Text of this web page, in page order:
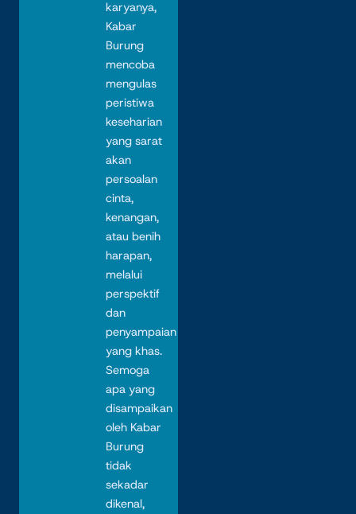
karyanya,
Kabar
Burung
mencoba
mengulas
peristiwa
keseharian
yang sarat
akan
persoalan
cinta,
kenangan,
atau benih
harapan,
melalui
perspektif
dan
penyampaian
yang khas.
Semoga
apa yang
disampaikan
oleh Kabar
Burung
tidak
sekadar
dikenal,